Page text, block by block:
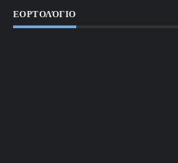
ΕΟΡΤΟΛΌΓΙΟ